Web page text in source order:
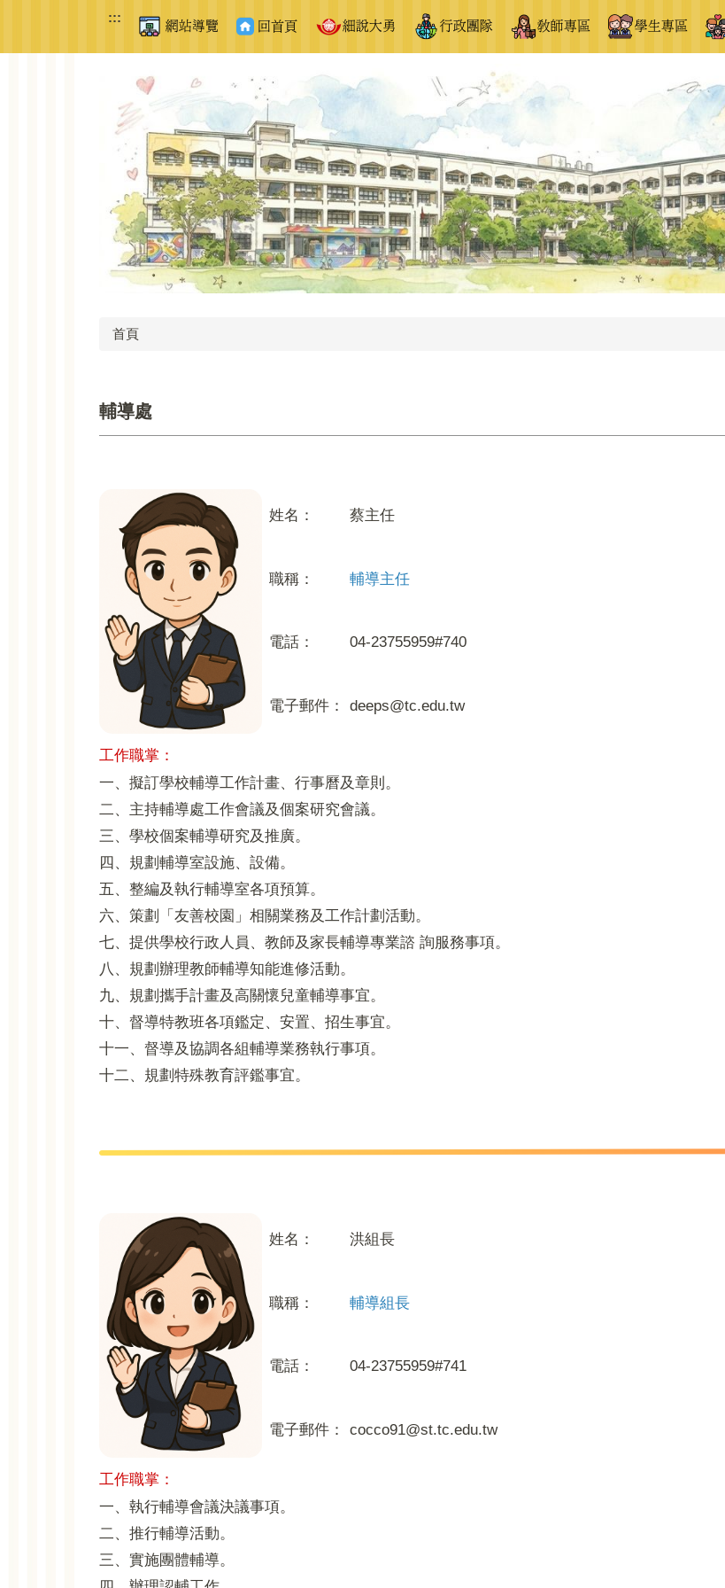
主
:::
首頁
輔導處
姓名： 蔡主任
職稱： 輔導主任
電話： 04-23755959#740
電子郵件： deeps@tc.edu.tw
工作職掌：
一、 擬訂學校輔導工作計畫、行事曆及章則。
二、主持輔導處工作會議及個案研究會議。
三、學校個案輔導研究及推廣。
四、規劃輔導室設施、設備。
五、整編及執行輔導室各項預算。
六、策劃「友善校園」相關業務及工作計劃活動。
七、提供學校行政人員、教師及家長輔導專業諮 詢服務事項。
八、規劃辦理教師輔導知能進修活動。
九、規劃攜手計畫及高關懷兒童輔導事宜。
十、督導特教班各項鑑定、安置、招生事宜。
十一、督導及協調各組輔導業務執行事項。
十二、規劃特殊教育評鑑事宜。
姓名： 洪組長
職稱： 輔導組長
電話： 04-23755959#741
電子郵件： cocco91@st.tc.edu.tw
工作職掌：
一、 執行輔導會議決議事項。
二、推行輔導活動。
三、實施團體輔導。